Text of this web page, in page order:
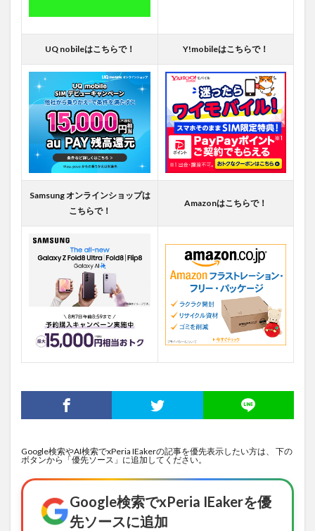
UQ nobileはこちらで！ Y!mobileはこちらで！
Samsung オンラインショップは
こちらで！
Amazonはこちらで！
Google検索やAI検索でxPeria IEakerの記事を優先表示したい方は、 下の
ボタンから「優先ソース」に追加してください。
Google検索でxPeria IEakerを優
先ソースに追加